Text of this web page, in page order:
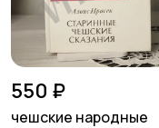
550 ₽
чешские народные